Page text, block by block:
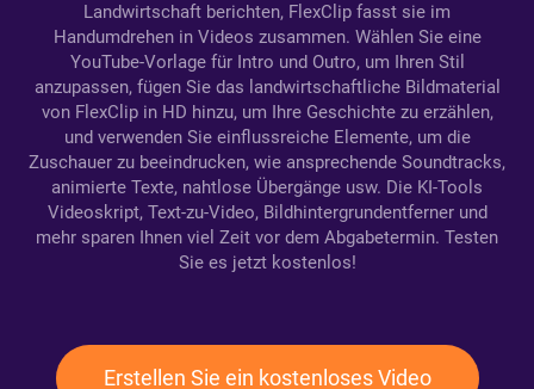
Landwirtschaft berichten, FlexClip fasst sie im
Handumdrehen in Videos zusammen. Wählen Sie eine
YouTube-Vorlage für Intro und Outro, um Ihren Stil
anzupassen, fügen Sie das landwirtschaftliche Bildmaterial
von FlexClip in HD hinzu, um Ihre Geschichte zu erzählen,
und verwenden Sie einflussreiche Elemente, um die
Zuschauer zu beeindrucken, wie ansprechende Soundtracks,
animierte Texte, nahtlose Übergänge usw. Die KI-Tools
Videoskript, Text-zu-Video, Bildhintergrundentferner und
mehr sparen Ihnen viel Zeit vor dem Abgabetermin. Testen
Sie es jetzt kostenlos!
Erstellen Sie ein kostenloses Video